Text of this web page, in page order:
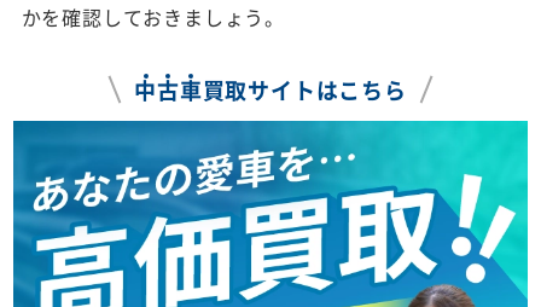
かを確認しておきましょう。
中古車買取サイトはこちら